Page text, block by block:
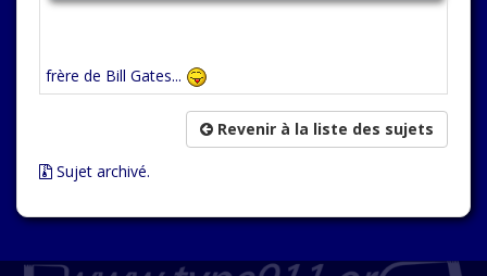
frère de Bill Gates...
Revenir à la liste des sujets
Sujet archivé.